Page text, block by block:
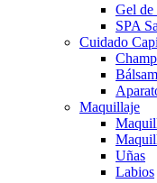
Gel de
SPA
Cuidado
Maquillaje
Uñas
Labios